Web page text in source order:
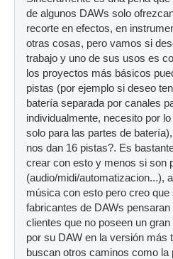
de algunos DAWs solo
recorte en efectos, en
otras cosas, pero vamos si
trabajo y uno de sus usos es
los proyectos más básicos
pistas (por ejemplo si deseo
batería separada por canales
individualmente, necesito por
solo para las partes de
nos dan 16 pistas?. Es
crear con esto y menos si son
(audio/midi/automatizacion...),
música con esto pero creo que
fabricantes de DAWs
clientes que no poseen un
por su DAW en la versión más
buscan otros caminos como